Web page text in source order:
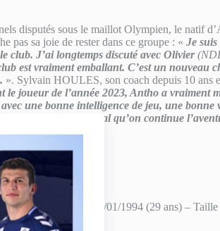
disputés sous le maillot Olympien, le natif
pas sa joie de rester dans ce groupe : « Je
club. J’ai longtemps discuté avec Olivier
est vraiment emballant. C’est un nouveau
». Sylvain HOULES, son coach depuis 10 ans
le joueur de l’année 2023, Antho a vraiment
une bonne intelligence de jeu, une
c’est tout à fait normal qu’on continue
de naissance : 12/01/1994 (29 ans) –
Albi RL.